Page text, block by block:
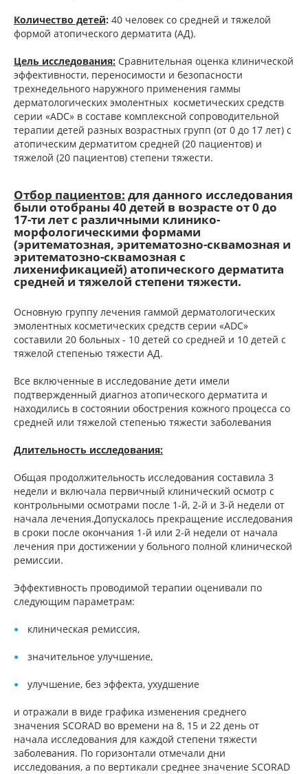
Количество детей: 40 человек со средней и тяжелой
формой атопического дерматита (АД).
Цель исследования: Сравнительная оценка клинической
эффективности, переносимости и безопасности
трехнедельного наружного применения гаммы
дерматологических эмолентных косметических средств
серии «ADC» в составе комплексной сопроводительной
терапии детей разных возрастных групп (от 0 до 17 лет) с
атопическим дерматитом средней (20 пациентов) и
тяжелой (20 пациентов) степени тяжести.
Отбор пациентов: для данного исследования
были отобраны 40 детей в возрасте от 0 до
17-ти лет с различными клинико-
морфологическими формами
(эритематозная, эритематозно-сквамозная и
эритематозно-сквамозная с
лихенификацией) атопического дерматита
средней и тяжелой степени тяжести.
Основную группу лечения гаммой дерматологических
эмолентных косметических средств серии «ADC»
составили 20 больных - 10 детей со средней и 10 детей с
тяжелой степенью тяжести АД.
Все включенные в исследование дети имели
подтвержденный диагноз атопического дерматита и
находились в состоянии обострения кожного процесса со
средней или тяжелой степенью тяжести заболевания
Длительность исследования:
Общая продолжительность исследования составила 3
недели и включала первичный клинический осмотр с
контрольными осмотрами после 1-й, 2-й и 3-й недели от
начала лечения.Допускалось прекращение исследования
в сроки после окончания 1-й или 2-й недели от начала
лечения при достижении у больного полной клинической
ремиссии.
Эффективность проводимой терапии оценивали по
следующим параметрам:
клиническая ремиссия,
значительное улучшение,
улучшение, без эффекта, ухудшение
и отражали в виде графика изменения среднего
значения SCORAD во времени на 8, 15 и 22 день от
начала исследования для каждой степени тяжести
заболевания. По горизонтали отмечали дни
исследования, а по вертикали среднее значение SCORAD